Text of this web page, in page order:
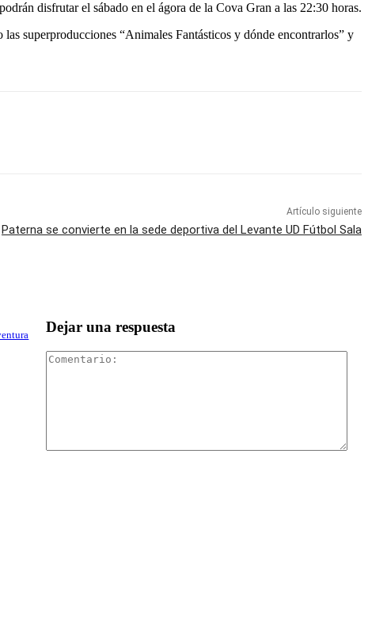
disfrutar el sábado en el ágora de la Cova Gran a las 22:30 horas.
superproducciones “Animales Fantásticos y dónde encontrarlos” y
Artículo siguiente
Paterna se convierte en la sede deportiva del Levante UD Fútbol Sala
Dejar una respuesta